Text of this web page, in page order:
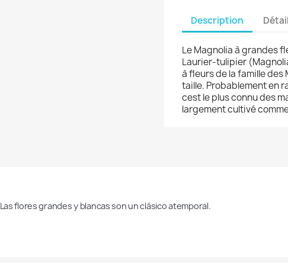
Description
Le Magnolia à grandes
Laurier-tulipier
à fleurs de la famille
taille. Probablement en
cest le plus connu des
largement cultivé
Las flores grandes y blancas son un clásico atemporal.